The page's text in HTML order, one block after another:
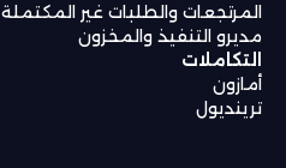
المرتجعات والطلبات غير المكتملة
مديرو التنفيذ والمخزون
التكاملات
أمازون
ترينديول